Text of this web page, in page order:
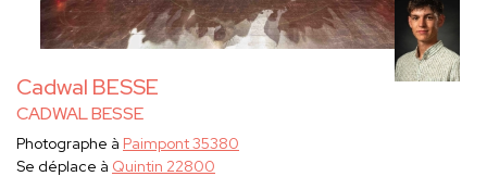
Cadwal BESSE
CADWAL BESSE
Photographe à Paimpont 35380
Se déplace à Quintin 22800